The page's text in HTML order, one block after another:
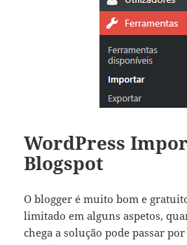
WordPress
Blogspot
O blogger é muito bom e
limitado em alguns aspetos,
chega a solução pode passar